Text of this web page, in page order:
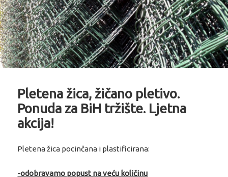
Pletena žica, žičano pletivo.
Ponuda za BiH tržište. Ljetna
akcija!
Pletena žica pocinčana i plastificirana:
-odobravamo popust na veću količinu